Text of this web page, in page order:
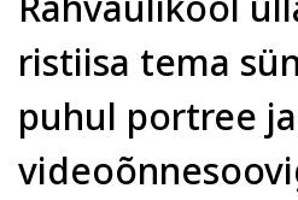
Arvuti ja töö
ristiisa tema
puhul portree ja